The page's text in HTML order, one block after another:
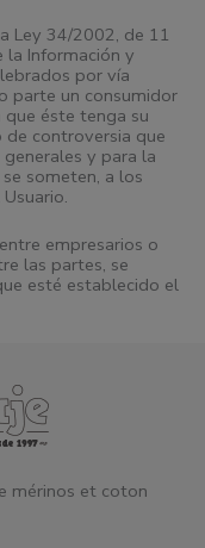
Ley 34/2002, de 11
la Información y
por vía
parte un consumidor
éste tenga su
de controversia que
y para la
someten, a los
empresarios o
las partes, se
esté establecido el
mérinos et coton